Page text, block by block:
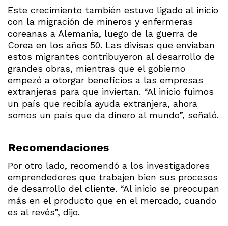
Este crecimiento también estuvo ligado al inicio
con la migración de mineros y enfermeras
coreanas a Alemania, luego de la guerra de
Corea en los años 50. Las divisas que enviaban
estos migrantes contribuyeron al desarrollo de
grandes obras, mientras que el gobierno
empezó a otorgar beneficios a las empresas
extranjeras para que inviertan. “Al inicio fuimos
un país que recibía ayuda extranjera, ahora
somos un país que da dinero al mundo”, señaló.
Recomendaciones
Por otro lado, recomendó a los investigadores
emprendedores que trabajen bien sus procesos
de desarrollo del cliente. “Al inicio se preocupan
más en el producto que en el mercado, cuando
es al revés”, dijo.